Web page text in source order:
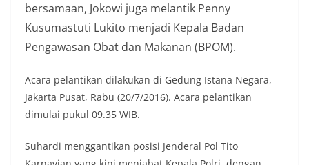
bersamaan, Jokowi juga melantik Penny
Kusumastuti Lukito menjadi Kepala Badan
Pengawasan Obat dan Makanan (BPOM).
Acara pelantikan dilakukan di Gedung Istana Negara,
Jakarta Pusat, Rabu (20/7/2016). Acara pelantikan
dimulai pukul 09.35 WIB.
Suhardi menggantikan posisi Jenderal Pol Tito